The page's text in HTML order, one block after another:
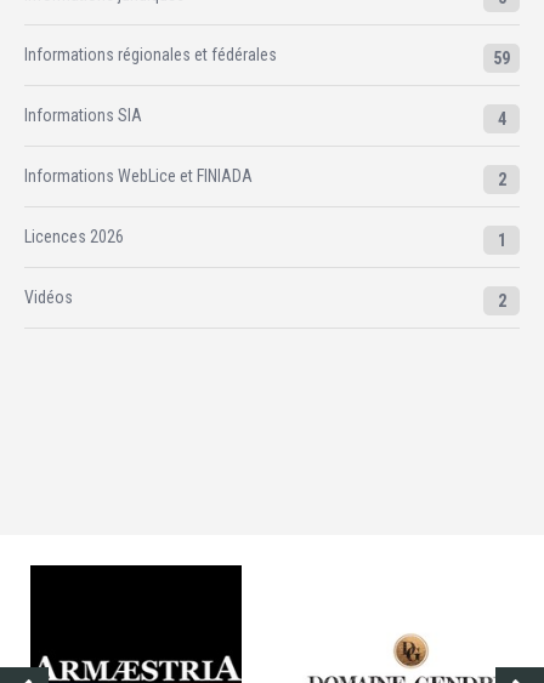
Informations régionales et fédérales 59
Informations SIA 4
Informations WebLice et FINIADA 2
Licences 2026 1
Vidéos 2